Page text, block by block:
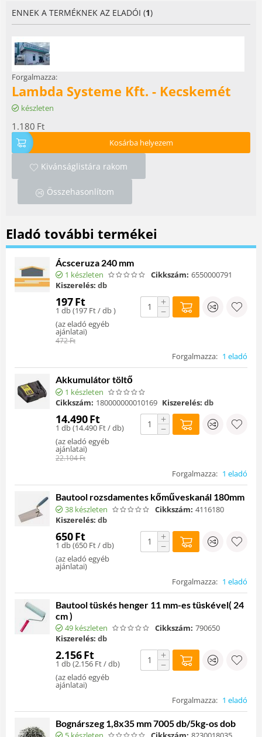
ENNEK A TERMÉKNEK AZ ELADÓI (1)
Forgalmazza:
Lambda Systeme Kft. - Kecskemét
készleten
1.180 Ft
Kosárba helyezem
Kivánságlistára rakom
Összehasonlítom
Eladó további termékei
Ácsceruza 240 mm
1 készleten Cikkszám: 6550000791
Kiszerelés: db
197Ft
1 db (197 Ft/ db )
(az eladó egyéb
ajánlatai)
472Ft
+
−
Forgalmazza: 1 eladó
Akkumulátor töltő
1 készleten
Cikkszám: 180000000010169 Kiszerelés: db
14.490Ft
1 db (14.490 Ft/ db)
(az eladó egyéb
ajánlatai)
22.104Ft
+
−
Forgalmazza: 1 eladó
Bautool rozsdamentes kőműveskanál 180mm
38 készleten Cikkszám: 4116180
Kiszerelés: db
650Ft
1 db (650 Ft/ db)
(az eladó egyéb
ajánlatai)
+
−
Forgalmazza: 1 eladó
Bautool tüskés henger 11 mm-es tüskével( 24
cm )
49 készleten Cikkszám: 790650
Kiszerelés: db
2.156Ft
1 db (2.156 Ft/ db)
(az eladó egyéb
ajánlatai)
+
−
Forgalmazza: 1 eladó
Bognárszeg 1,8x35 mm 7005 db/5kg-os dob